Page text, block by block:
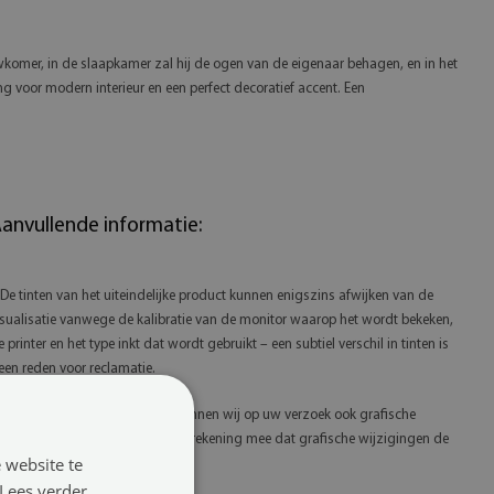
in de slaapkamer zal hij de ogen van de eigenaar behagen, en in het
voor modern interieur en een perfect decoratief accent. Een
informatie:
tinten van het uiteindelijke product kunnen enigszins afwijken van de
vanwege de kalibratie van de monitor waarop het wordt bekeken,
printer en het type inkt dat wordt gebruikt – een subtiel verschil in tinten is
reden voor reclamatie.
Dankzij onze eigen productie kunnen wij op uw verzoek ook grafische
uitvoeren. Houd er rekening mee dat grafische wijzigingen de
kunnen verlengen.
website te